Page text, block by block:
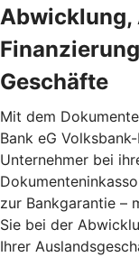
Abwicklung,
Geschäfte
Mit dem
Bank eG
Unternehmer bei
zur Bankgarantie –
Sie bei der
Ihrer